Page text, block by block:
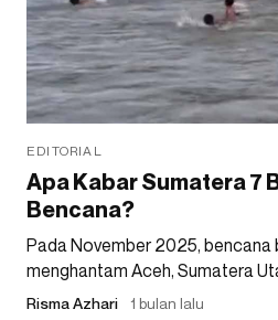
EDITORIAL
Apa Kabar Sumatera 7
Bencana?
Pada November 2025, bencana
menghantam Aceh, Sumatera
Risma Azhari 1 bulan lalu